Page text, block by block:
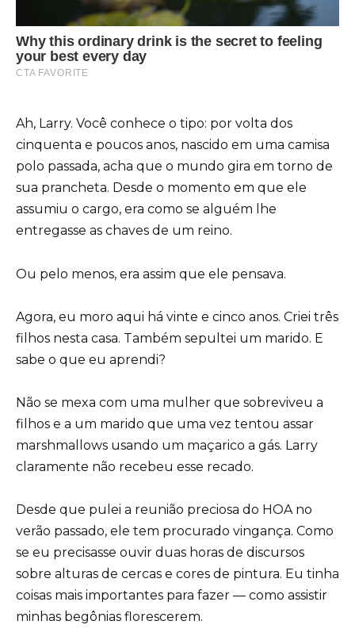
Ah, Larry. Você conhece o tipo: por volta dos
cinquenta e poucos anos, nascido em uma camisa
polo passada, acha que o mundo gira em torno de
sua prancheta. Desde o momento em que ele
assumiu o cargo, era como se alguém lhe
entregasse as chaves de um reino.
Ou pelo menos, era assim que ele pensava.
Agora, eu moro aqui há vinte e cinco anos. Criei três
filhos nesta casa. Também sepultei um marido. E
sabe o que eu aprendi?
Não se mexa com uma mulher que sobreviveu a
filhos e a um marido que uma vez tentou assar
marshmallows usando um maçarico a gás. Larry
claramente não recebeu esse recado.
Desde que pulei a reunião preciosa do HOA no
verão passado, ele tem procurado vingança. Como
se eu precisasse ouvir duas horas de discursos
sobre alturas de cercas e cores de pintura. Eu tinha
coisas mais importantes para fazer — como assistir
minhas begônias florescerem.